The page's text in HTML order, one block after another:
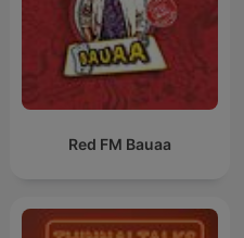
Red FM Bauaa